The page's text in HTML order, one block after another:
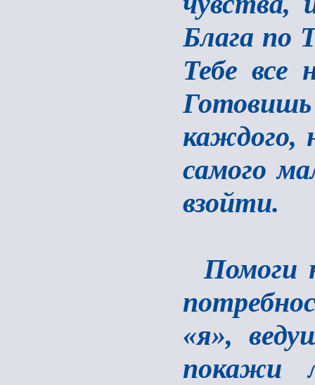
Блага по
Тебе
каждого,
самого
взойти.
Помоги
«я»,
покажи